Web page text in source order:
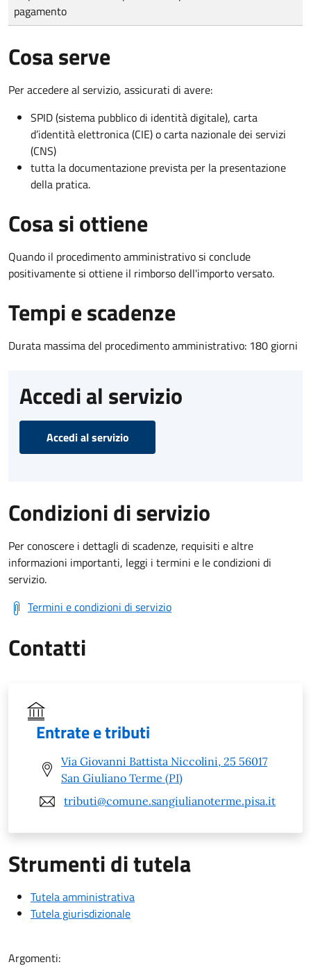
pagamento
Cosa serve
Per accedere al servizio, assicurati di avere:
SPID (sistema pubblico di identità digitale), carta
d’identità elettronica (CIE) o carta nazionale dei servizi
(CNS)
tutta la documentazione prevista per la presentazione
della pratica.
Cosa si ottiene
Quando il procedimento amministrativo si conclude
positivamente si ottiene il rimborso dell'importo versato.
Tempi e scadenze
Durata massima del procedimento amministrativo: 180 giorni
Accedi al servizio
Accedi al servizio
Condizioni di servizio
Per conoscere i dettagli di scadenze, requisiti e altre
informazioni importanti, leggi i termini e le condizioni di
servizio.
Termini e condizioni di servizio
Contatti
Entrate e tributi
Via Giovanni Battista Niccolini, 25 56017
San Giuliano Terme (PI)
tributi@comune.sangiulianoterme.pisa.it
Strumenti di tutela
Tutela amministrativa
Tutela giurisdizionale
Argomenti: